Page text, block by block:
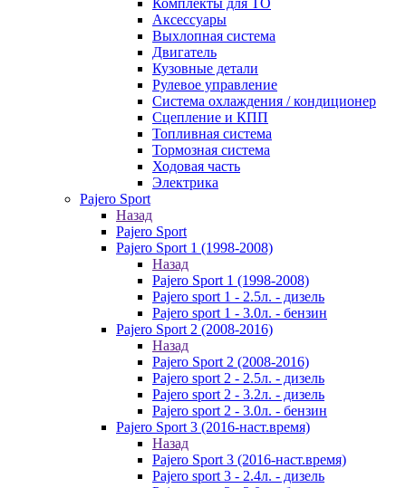
Комплекты для ТО
Аксессуары
Выхлопная система
Двигатель
Кузовные детали
Рулевое управление
Система охлаждения / кондиционер
Сцепление и КПП
Топливная система
Тормозная система
Ходовая часть
Электрика
Pajero Sport
Назад
Pajero Sport
Pajero Sport 1 (1998-2008)
Назад
Pajero Sport 1 (1998-2008)
Pajero sport 1 - 2.5л. - дизель
Pajero sport 1 - 3.0л. - бензин
Pajero Sport 2 (2008-2016)
Назад
Pajero Sport 2 (2008-2016)
Pajero sport 2 - 2.5л. - дизель
Pajero sport 2 - 3.2л. - дизель
Pajero sport 2 - 3.0л. - бензин
Pajero Sport 3 (2016-наст.время)
Назад
Pajero Sport 3 (2016-наст.время)
Pajero sport 3 - 2.4л. - дизель